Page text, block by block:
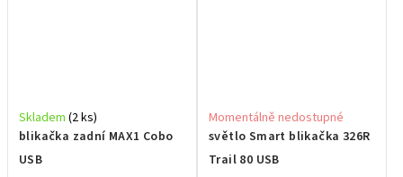
blikačka zadní MAX1 Cobo
USB
Skladem (2 ks)
světlo Smart blikačka 326R
Trail 80 USB
Momentálně nedostupné